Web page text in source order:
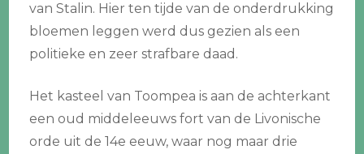
van Stalin. Hier ten tijde van de onderdrukking
bloemen leggen werd dus gezien als een
politieke en zeer strafbare daad.
Het kasteel van Toompea is aan de achterkant
een oud middeleeuws fort van de Livonische
orde uit de 14e eeuw, waar nog maar drie